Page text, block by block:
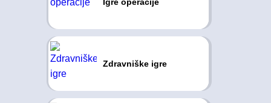
Zdravniške igre